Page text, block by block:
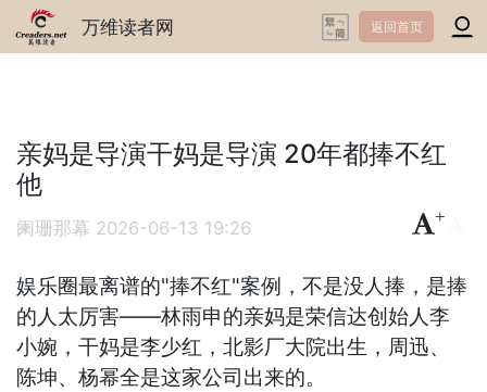
万维读者网 返回首页
亲妈是导演干妈是导演 20年都捧不红
他
阑珊那幕 2026-06-13 19:26
+
娱乐圈最离谱的"捧不红"案例，不是没人捧，是捧
的人太厉害——林雨申的亲妈是荣信达创始人李
小婉，干妈是李少红，北影厂大院出生，周迅、
陈坤、杨幂全是这家公司出来的。